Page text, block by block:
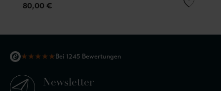
80,00 €
★★★★★Bei 1245 Bewertungen
Newsletter